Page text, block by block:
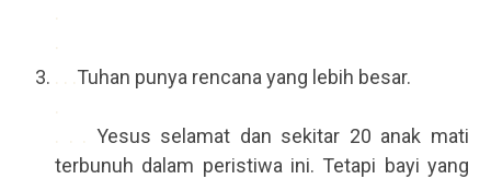
.
.
. . .Tuhan punya rencana yang lebih besar.
.
. . . Yesus selamat dan sekitar 20 anak mati
terbunuh dalam peristiwa ini. Tetapi bayi yang